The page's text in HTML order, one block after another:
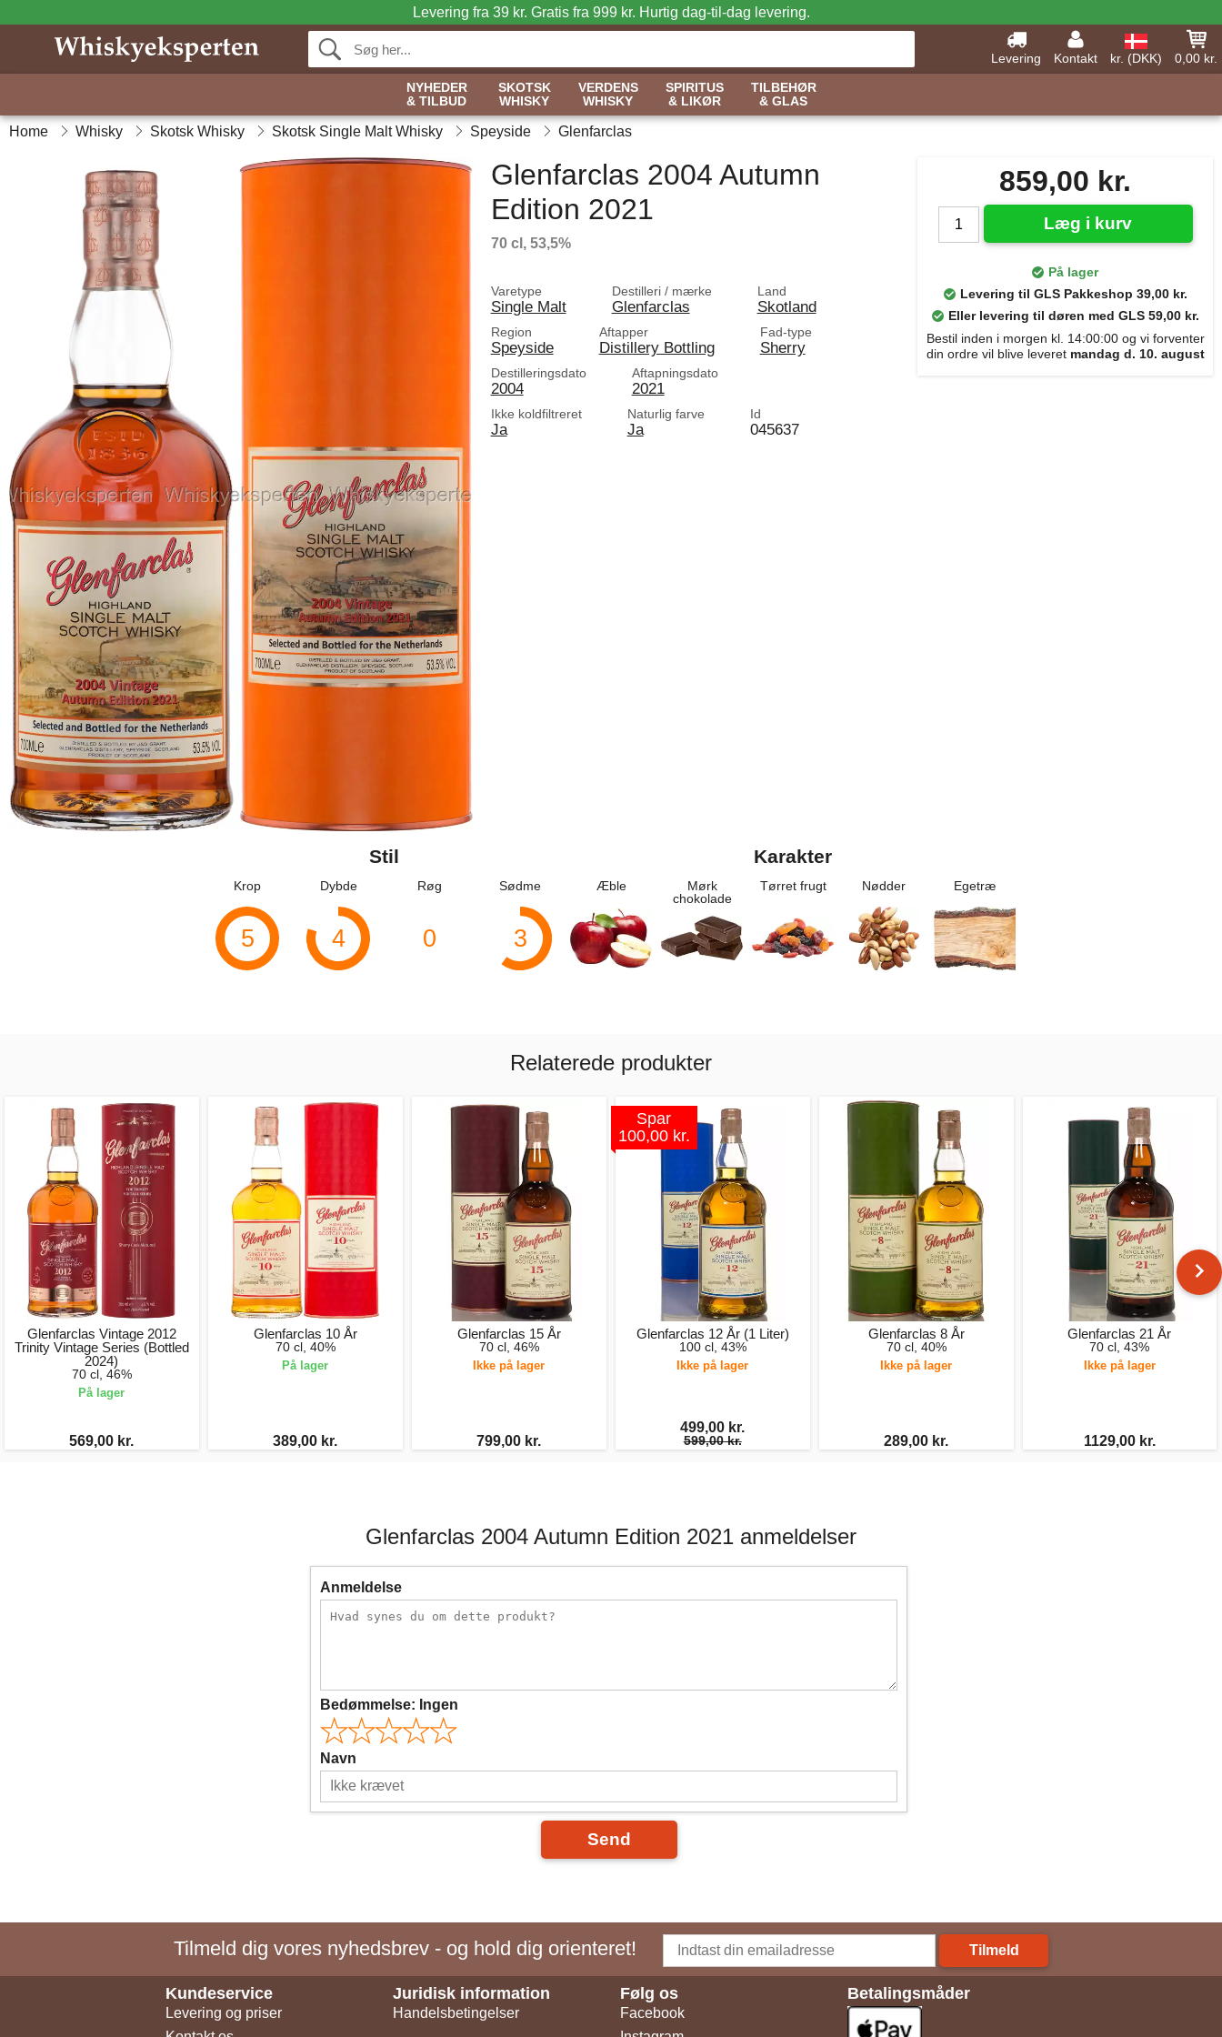
Levering fra 39 kr. Gratis fra 999 kr. Hurtig dag-til-dag levering.
Levering Kontakt kr. (DKK)
0,00 kr.
NYHEDER
& TILBUD
SKOTSK
WHISKY
VERDENS
WHISKY
SPIRITUS
& LIKØR
TILBEHØR
& GLAS
Home Whisky Skotsk Whisky Skotsk Single Malt Whisky Speyside Glenfarclas
859,00 kr.
Læg i kurv
På lager
Levering til GLS Pakkeshop 39,00 kr.
Eller levering til døren med GLS 59,00 kr.
Bestil inden i morgen kl. 14:00:00 og vi forventer
din ordre vil blive leveret mandag d. 10. august
Glenfarclas 2004 Autumn
Edition 2021
70 cl, 53,5%
Varetype
Single Malt
Destilleri / mærke
Glenfarclas
Land
Skotland
Region
Speyside
Aftapper
Distillery Bottling
Fad-type
Sherry
Destilleringsdato
2004
Aftapningsdato
2021
Ikke koldfiltreret
Ja
Naturlig farve
Ja
Id
045637
Stil
Krop
5
Dybde
4
Røg
0
Sødme
3
Karakter
Æble
Mørk
chokolade
Tørret frugt Nødder Egetræ
Relaterede produkter
Glenfarclas Vintage 2012
Trinity Vintage Series (Bottled
2024)
70 cl, 46%
På lager
569,00 kr.
Glenfarclas 10 År
70 cl, 40%
På lager
389,00 kr.
Glenfarclas 15 År
70 cl, 46%
Ikke på lager
799,00 kr.
Spar
100,00 kr.
Glenfarclas 12 År (1 Liter)
100 cl, 43%
Ikke på lager
499,00 kr.
599,00 kr.
Glenfarclas 8 År
70 cl, 40%
Ikke på lager
289,00 kr.
Glenfarclas 21 År
70 cl, 43%
Ikke på lager
1129,00 kr.
Glenfarclas 2004 Autumn Edition 2021 anmeldelser
Anmeldelse
Bedømmelse: Ingen
Navn
Send
Tilmeld dig vores nyhedsbrev - og hold dig orienteret! Tilmeld
Kundeservice
Levering og priser
Juridisk information
Handelsbetingelser
Følg os
Facebook
Betalingsmåder